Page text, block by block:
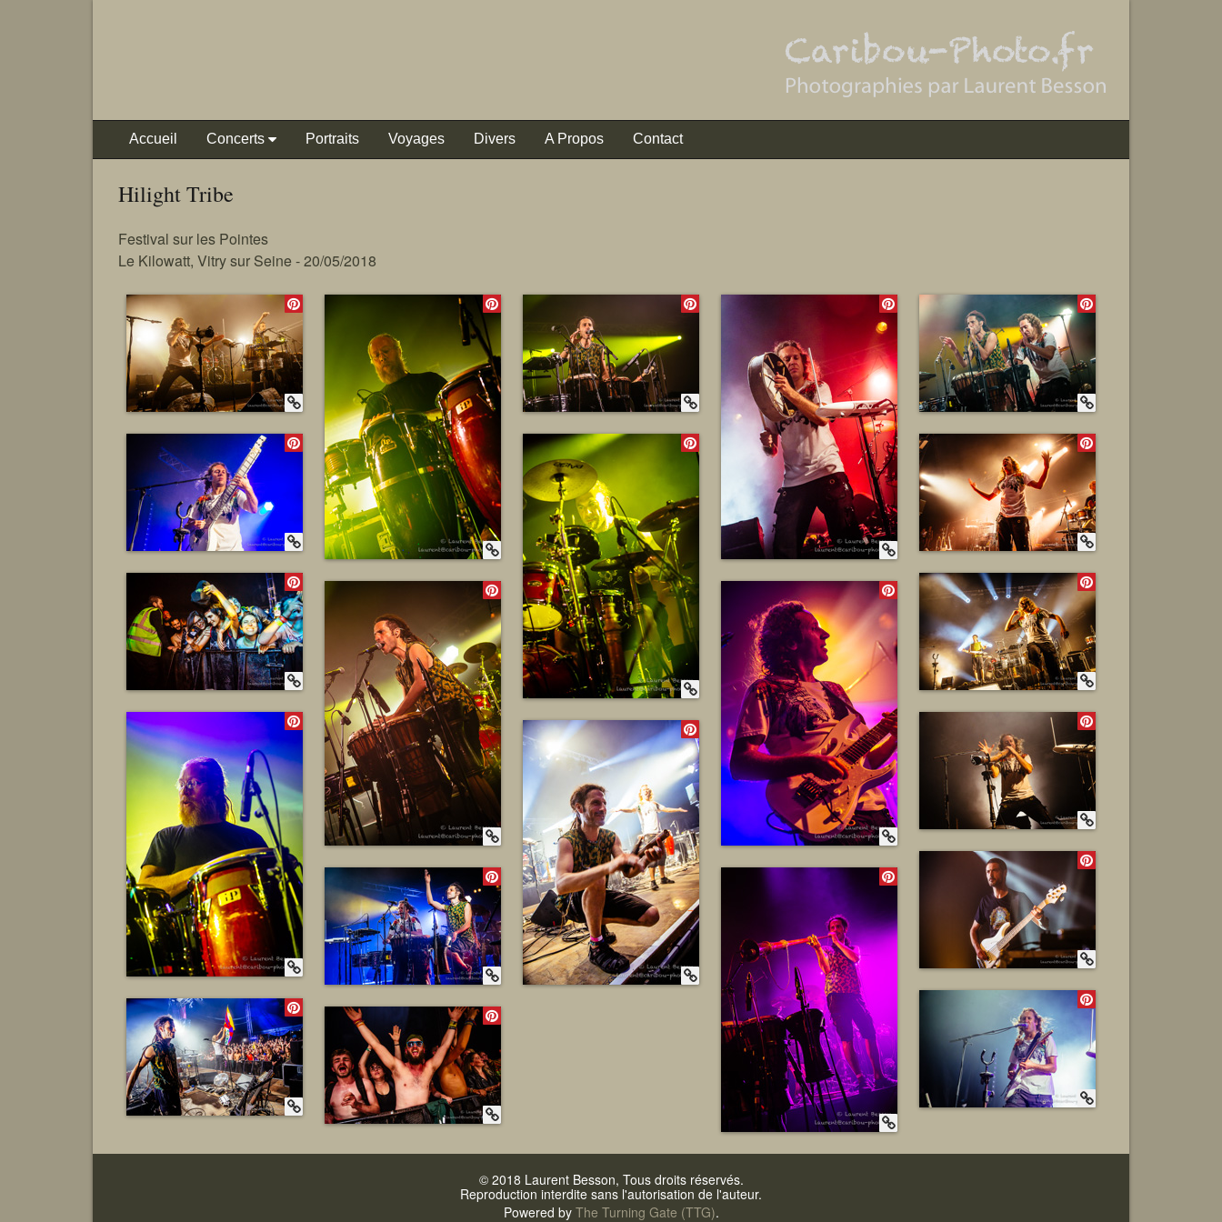
Accueil Concerts Portraits Voyages Divers A Propos Contact
Hilight Tribe
Festival sur les Pointes
Le Kilowatt, Vitry sur Seine - 20/05/2018
© 2018 Laurent Besson, Tous droits réservés.
Reproduction interdite sans l'autorisation de l'auteur.
Powered by The Turning Gate (TTG).